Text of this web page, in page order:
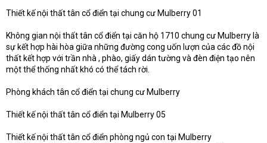
Thiết kế nội thất tân cổ điển tại chung cư Mulberry 01
Không gian nội thất tân cổ điển tại căn hộ 1710 chung cư Mulberry là
sự kết hợp hài hòa giữa những đường cong uốn lượn của các đồ nội
thất kết hợp với trần nhà , phào, giấy dán tường và đèn điện tạo nên
một thể thống nhất khó có thể tách rời.
Phòng khách tân cổ điển tại chung cư Mulberry
Thiết kế nội thất tân cổ điển tại Mulberry 05
Thiết kế nội thất tân cổ điển phòng ngủ con tại Mulberry